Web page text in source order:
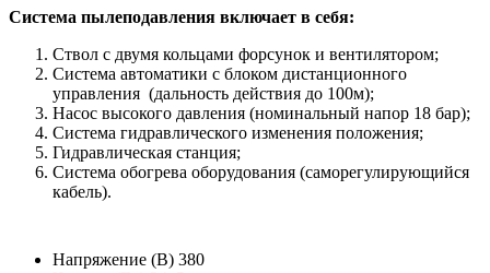
Система пылеподавления включает в себя:
Ствол с двумя кольцами форсунок и вентилятором;
Система автоматики с блоком дистанционного
управления (дальность действия до 100м);
Насос высокого давления (номинальный напор 18 бар);
Система гидравлического изменения положения;
Гидравлическая станция;
Система обогрева оборудования (саморегулирующийся
кабель).
Напряжение (В) 380